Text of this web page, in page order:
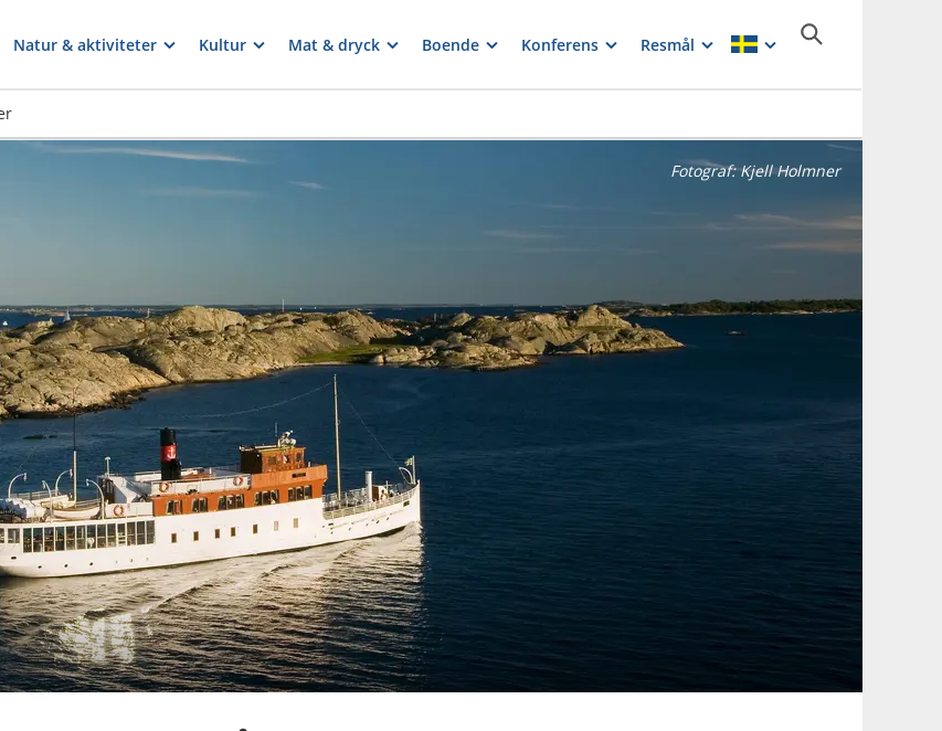
Natur & aktiviteter Kultur Mat & dryck Boende Konferens Resmål
Fotograf:Kjell Holmner